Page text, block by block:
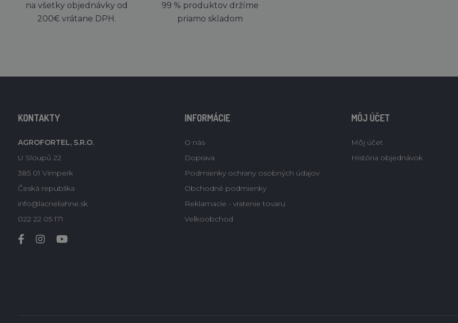
na všetky objednávky od
200€ vrátane DPH.
99 % produktov držíme
priamo skladom
KONTAKTY
AGROFORTEL, S.R.O.
U Sloupů 22
385 01 Vimperk
Česká republika
info@lacneliahne.sk
022 22 05 171
INFORMÁCIE
O nás
Doprava
Podmienky ochrany osobných údajov
Obchodné podmienky
Reklamacie - vratenie tovaru
Velkoobchod
MÔJ ÚČET
Môj účet
História objednávok